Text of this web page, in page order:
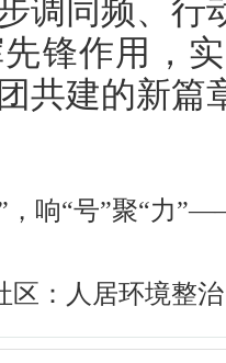
调同频、行
锋作用，
共建的新篇
，响“号”聚“力
区：人居环境整